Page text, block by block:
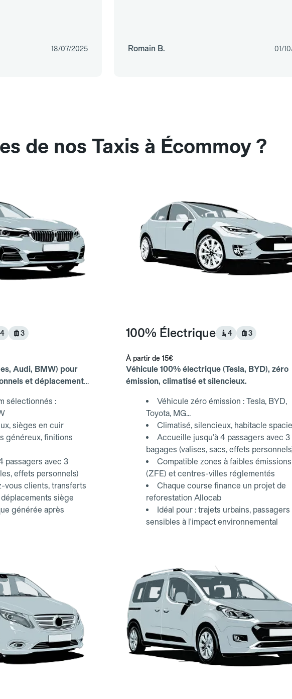
18/07/2025 Romain B. 01/
de nos Taxis à Écommoy ?
4 3
Audi, BMW) pour
et déplacements
sélectionnés :
sièges en cuir
généreux, finitions
passagers avec 3
effets personnels)
vous clients, transferts
siège
générée après
100% Électrique 4 3
À partir de 15€
Véhicule 100% électrique (Tesla, BYD), zéro
émission, climatisé et silencieux.
Véhicule zéro émission : Tesla, BYD,
Toyota, MG...
Climatisé, silencieux, habitacle
Accueille jusqu'à 4 passagers avec 3
bagages (valises, sacs, effets
Compatible zones à faibles émissions
(ZFE) et centres-villes réglementés
Chaque course finance un projet de
reforestation Allocab
Idéal pour : trajets urbains, passagers
sensibles à l'impact environnemental